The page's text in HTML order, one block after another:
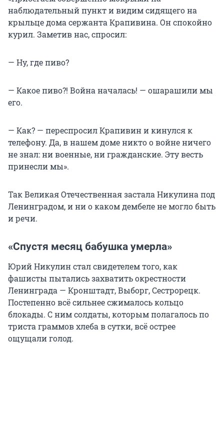
наблюдательный пункт и видим сидящего на
крыльце дома сержанта Крапивина. Он спокойно
курил. Заметив нас, спросил:
— Ну, где пиво?
— Какое пиво?! Война началась! — ошарашили мы
его.
— Как? — переспросил Крапивин и кинулся к
телефону. Да, в нашем доме никто о войне ничего
не знал: ни военные, ни гражданские. Эту весть
принесли мы».
Так Великая Отечественная застала Никулина под
Ленинградом, и ни о каком дембеле не могло быть
и речи.
«Спустя месяц бабушка умерла»
Юрий Никулин стал свидетелем того, как
фашисты пытались захватить окрестности
Ленинграда — Кронштадт, Выборг, Сестрорецк.
Постепенно всё сильнее сжималось кольцо
блокады. С ним солдаты, которым полагалось по
триста граммов хлеба в сутки, всё острее
ощущали голод.